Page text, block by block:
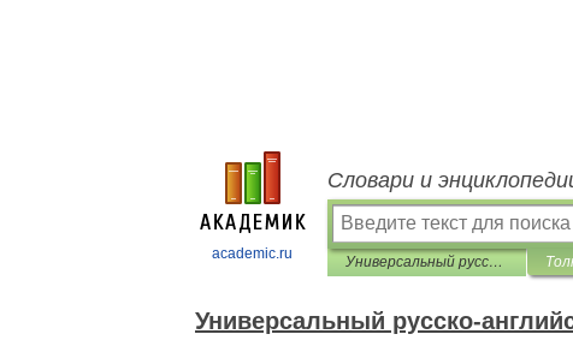
academic.ru
Словари и
Универсальный русско-английский словарь
Универсальный русско-